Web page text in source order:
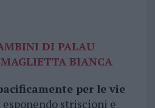
DI PALAU
BIANCA
per le vie
esponendo striscioni e